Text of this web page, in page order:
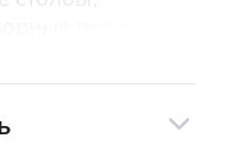
пирамиды.
ветровой и